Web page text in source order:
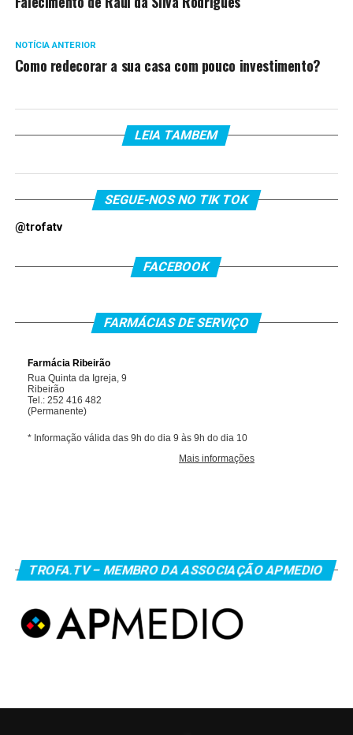
NOTÍCIA ANTERIOR
Como redecorar a sua casa com pouco investimento?
LEIA TAMBEM
SEGUE-NOS NO TIK TOK
@trofatv
FACEBOOK
FARMÁCIAS DE SERVIÇO
TROFA.TV – MEMBRO DA ASSOCIAÇÃO APMEDIO